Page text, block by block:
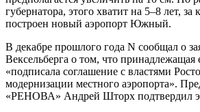
губернатора, этого хватит на 5–8 лет,
построен новый аэропорт Южный.
В декабре прошлого года N сообщал о
Вексельберга о том, что
«подписала соглашение с властями
модернизации местного аэропорта».
«РЕНОВА» Андрей Шторх подтвердил